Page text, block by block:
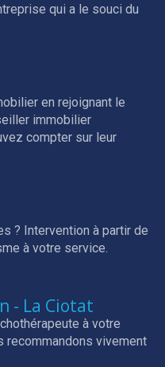
qui a le souci du
en rejoignant le
immobilier
compter sur leur
? Intervention à partir de
à votre service.
- La Ciotat
à votre
recommandons vivement